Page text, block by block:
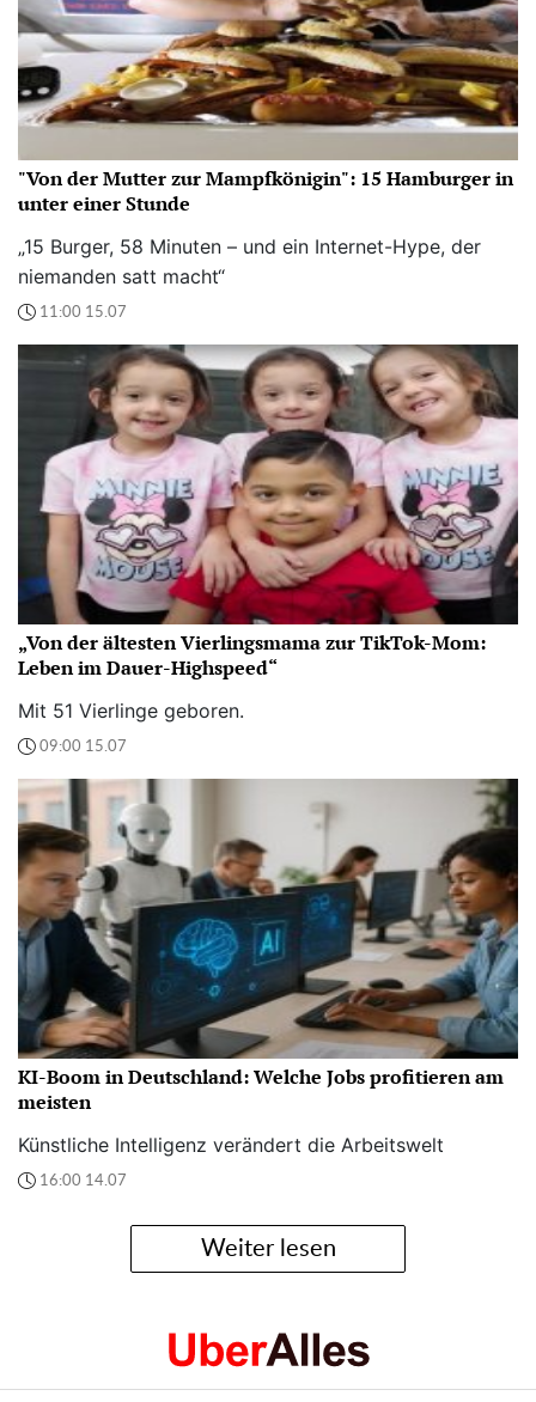
"Von der Mutter zur Mampfkönigin": 15 Hamburger in
unter einer Stunde
„15 Burger, 58 Minuten – und ein Internet-Hype, der
niemanden satt macht“
11:00 15.07
„Von der ältesten Vierlingsmama zur TikTok-Mom:
Leben im Dauer-Highspeed“
Mit 51 Vierlinge geboren.
09:00 15.07
KI-Boom in Deutschland: Welche Jobs profitieren am
meisten
Künstliche Intelligenz verändert die Arbeitswelt
16:00 14.07
Weiter lesen